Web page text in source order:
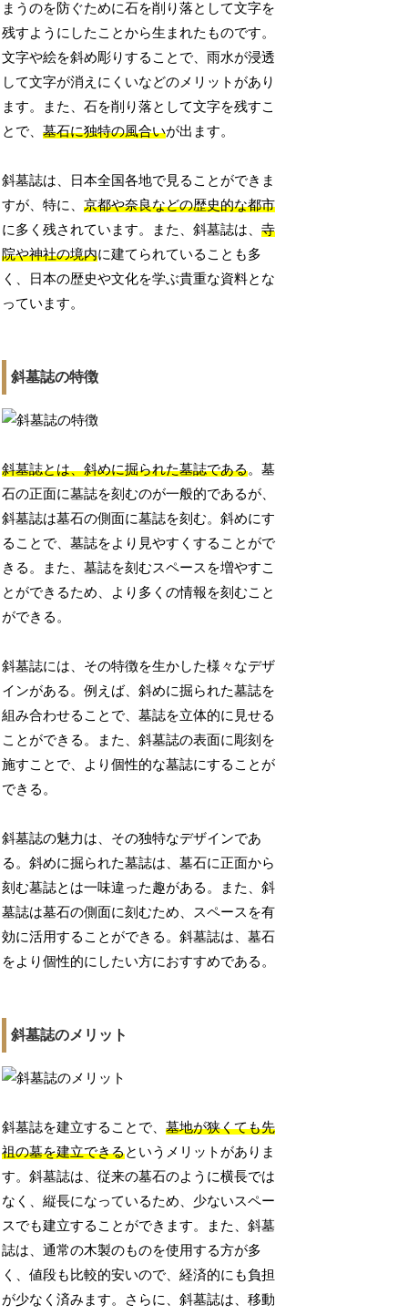
まうのを防ぐために石を削り落として文字を
残すようにしたことから生まれたものです。
文字や絵を斜め彫りすることで、雨水が浸透
して文字が消えにくいなどのメリットがあり
ます。また、石を削り落として文字を残すこ
とで、墓石に独特の風合いが出ます。
斜墓誌は、日本全国各地で見ることができま
すが、特に、京都や奈良などの歴史的な都市
に多く残されています。また、斜墓誌は、寺
院や神社の境内に建てられていることも多
く、日本の歴史や文化を学ぶ貴重な資料とな
っています。
斜墓誌の特徴
斜墓誌とは、斜めに掘られた墓誌である。墓
石の正面に墓誌を刻むのが一般的であるが、
斜墓誌は墓石の側面に墓誌を刻む。斜めにす
ることで、墓誌をより見やすくすることがで
きる。また、墓誌を刻むスペースを増やすこ
とができるため、より多くの情報を刻むこと
ができる。
斜墓誌には、その特徴を生かした様々なデザ
インがある。例えば、斜めに掘られた墓誌を
組み合わせることで、墓誌を立体的に見せる
ことができる。また、斜墓誌の表面に彫刻を
施すことで、より個性的な墓誌にすることが
できる。
斜墓誌の魅力は、その独特なデザインであ
る。斜めに掘られた墓誌は、墓石に正面から
刻む墓誌とは一味違った趣がある。また、斜
墓誌は墓石の側面に刻むため、スペースを有
効に活用することができる。斜墓誌は、墓石
をより個性的にしたい方におすすめである。
斜墓誌のメリット
斜墓誌を建立することで、墓地が狭くても先
祖の墓を建立できるというメリットがありま
す。斜墓誌は、従来の墓石のように横長では
なく、縦長になっているため、少ないスペー
スでも建立することができます。また、斜墓
誌は、通常の木製のものを使用する方が多
く、値段も比較的安いので、経済的にも負担
が少なく済みます。さらに、斜墓誌は、移動